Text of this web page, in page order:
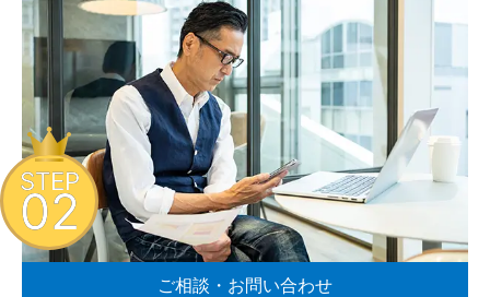
ご相談・お問い合わせ
STEP
02